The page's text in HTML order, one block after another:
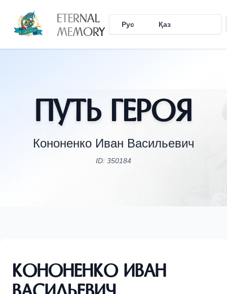
ETERNAL
MEMORY Рус Қаз
Путь Героя
Кононенко Иван Васильевич
ID: 350184
Кононенко Иван